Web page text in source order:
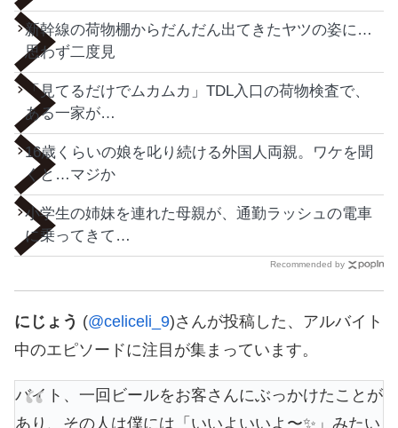
新幹線の荷物棚からだんだん出てきたヤツの姿に…
思わず二度見
「見てるだけでムカムカ」TDL入口の荷物検査で、
ある一家が…
16歳くらいの娘を叱り続ける外国人両親。ワケを聞
くと…マジか
小学生の姉妹を連れた母親が、通勤ラッシュの電車
に乗ってきて…
Recommended by
にじょう (@celiceli_9)さんが投稿した、アルバイト
中のエピソードに注目が集まっています。
バイト、一回ビールをお客さんにぶっかけたことが
あり、その人は僕には「いいよいいよ〜✨」みたい